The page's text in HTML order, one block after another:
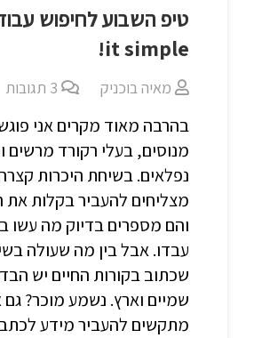
it simple!
מאיה בוכניק 3 תגובות
בהרבה מאוד מקרים אני
מנוסים, בעלי רקורד מרשים
נפלאים. בשיחת היכרות
מצליחים להעביר בקלות את
והם מספרים בדיוק מה עשו
עבדו. אבל בין מה שעולה
שכתוב בקורות החיים יש
שמיים וארץ. נשמע מוכר?
מתקשים להעביר מידע